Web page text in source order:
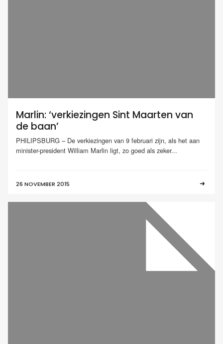
Marlin: ‘verkiezingen Sint Maarten van
de baan’
PHILIPSBURG – De verkiezingen van 9 februari zijn, als het aan
minister-president William Marlin ligt, zo goed als zeker...
26 NOVEMBER 2015